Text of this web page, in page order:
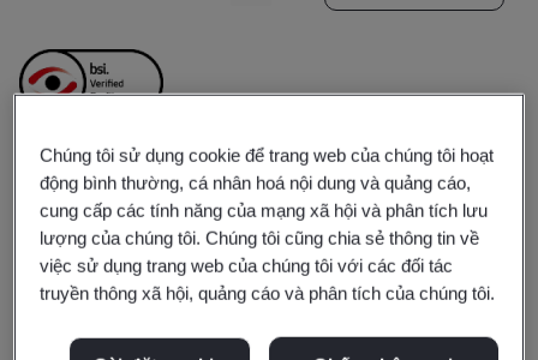
Porite YangZhou
Technology&industry
Co.,Ltd.
Chúng tôi sử dụng cookie để trang web của chúng tôi hoạt
động bình thường, cá nhân hoá nội dung và quảng cáo,
cung cấp các tính năng của mạng xã hội và phân tích lưu
lượng của chúng tôi. Chúng tôi cũng chia sẻ thông tin về
việc sử dụng trang web của chúng tôi với các đối tác
truyền thông xã hội, quảng cáo và phân tích của chúng tôi.